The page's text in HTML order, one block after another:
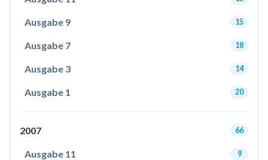
Ausgabe 9 15
Ausgabe 7 18
Ausgabe 3 14
Ausgabe 1 20
2007 66
Ausgabe 11 9